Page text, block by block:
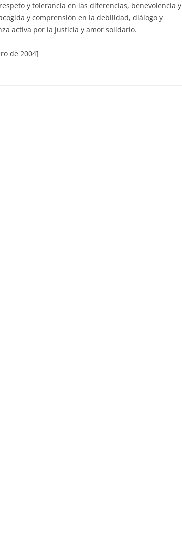
y tolerancia en las diferencias, benevolencia y
y comprensión en la debilidad, diálogo y
activa por la justicia y amor solidario.
de 2004]